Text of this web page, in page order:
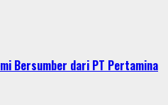
Bersumber dari PT Pertamina